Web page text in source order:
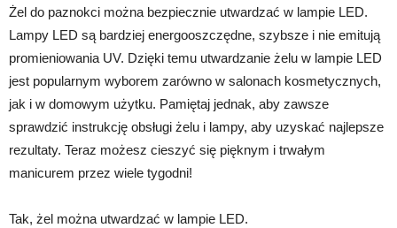
Żel do paznokci można bezpiecznie utwardzać w lampie LED.
Lampy LED są bardziej energooszczędne, szybsze i nie emitują
promieniowania UV. Dzięki temu utwardzanie żelu w lampie LED
jest popularnym wyborem zarówno w salonach kosmetycznych,
jak i w domowym użytku. Pamiętaj jednak, aby zawsze
sprawdzić instrukcję obsługi żelu i lampy, aby uzyskać najlepsze
rezultaty. Teraz możesz cieszyć się pięknym i trwałym
manicurem przez wiele tygodni!
Tak, żel można utwardzać w lampie LED.